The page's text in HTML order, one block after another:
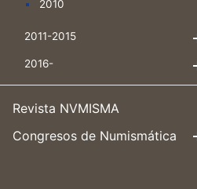
2010
2011-2015
2016-
Revista NVMISMA
Congresos de Numismática